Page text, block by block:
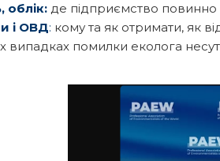
облік: де підприємство
і ОВД: кому та як отримати, як
випадках помилки еколога